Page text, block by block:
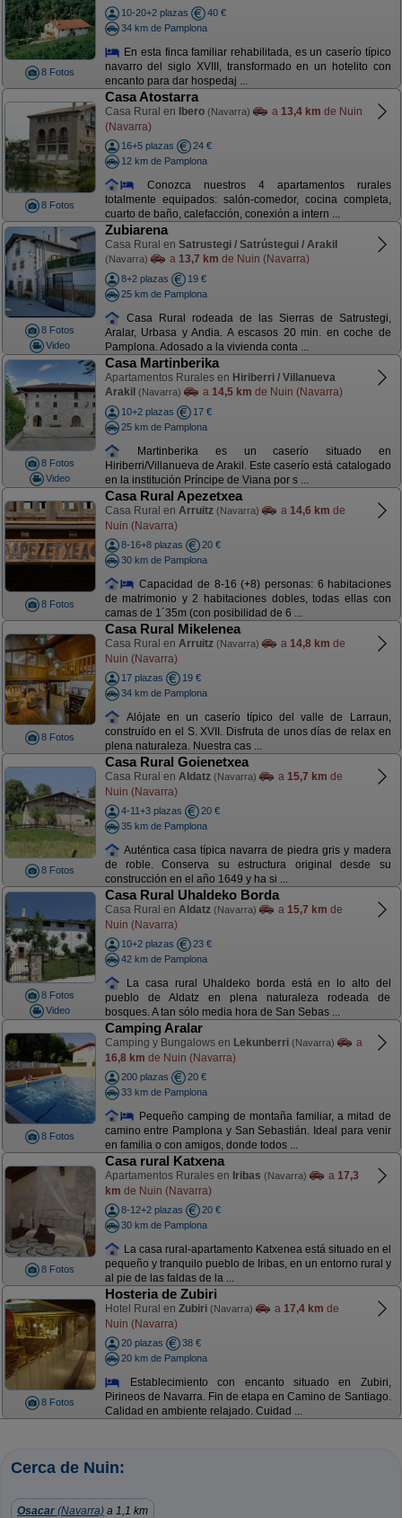
8 Fotos
10-20+2 plazas
40 €
34 km de Pamplona
En esta finca familiar rehabilitada, es un caserío típico
navarro del siglo XVIII, transformado en un hotelito con
encanto para dar hospedaj ...
8 Fotos
Casa Atostarra
Casa Rural en Ibero (Navarra) a 13,4 km de Nuin
(Navarra)
16+5 plazas
24 €
12 km de Pamplona
Conozca nuestros 4 apartamentos rurales
totalmente equipados: salón-comedor, cocina completa,
cuarto de baño, calefacción, conexión a intern ...
8 Fotos
Video
Zubiarena
Casa Rural en Satrustegi / Satrústegui / Arakil
(Navarra) a 13,7 km de Nuin (Navarra)
8+2 plazas
19 €
25 km de Pamplona
Casa Rural rodeada de las Sierras de Satrustegi,
Aralar, Urbasa y Andia. A escasos 20 min. en coche de
Pamplona. Adosado a la vivienda conta ...
8 Fotos
Video
Casa Martinberika
Apartamentos Rurales en Hiriberri / Villanueva
Arakil (Navarra) a 14,5 km de Nuin (Navarra)
10+2 plazas
17 €
25 km de Pamplona
Martinberika es un caserío situado en
Hiriberri/Villanueva de Arakil. Este caserío está catalogado
en la institución Príncipe de Viana por s ...
8 Fotos
Casa Rural Apezetxea
Casa Rural en Arruitz (Navarra) a 14,6 km de
Nuin (Navarra)
8-16+8 plazas
20 €
30 km de Pamplona
Capacidad de 8-16 (+8) personas: 6 habitaciones
de matrimonio y 2 habitaciones dobles, todas ellas con
camas de 1´35m (con posibilidad de 6 ...
8 Fotos
Casa Rural Mikelenea
Casa Rural en Arruitz (Navarra) a 14,8 km de
Nuin (Navarra)
17 plazas
19 €
34 km de Pamplona
Alójate en un caserío típico del valle de Larraun,
construído en el S. XVII. Disfruta de unos días de relax en
plena naturaleza. Nuestra cas ...
8 Fotos
Casa Rural Goienetxea
Casa Rural en Aldatz (Navarra) a 15,7 km de
Nuin (Navarra)
4-11+3 plazas
20 €
35 km de Pamplona
Auténtica casa típica navarra de piedra gris y madera
de roble. Conserva su estructura original desde su
construcción en el año 1649 y ha si ...
8 Fotos
Video
Casa Rural Uhaldeko Borda
Casa Rural en Aldatz (Navarra) a 15,7 km de
Nuin (Navarra)
10+2 plazas
23 €
42 km de Pamplona
La casa rural Uhaldeko borda está en lo alto del
pueblo de Aldatz en plena naturaleza rodeada de
bosques. A tan sólo media hora de San Sebas ...
8 Fotos
Camping Aralar
Camping y Bungalows en Lekunberri (Navarra)
a
16,8 km de Nuin (Navarra)
200 plazas
20 €
33 km de Pamplona
Pequeño camping de montaña familiar, a mitad de
camino entre Pamplona y San Sebastián. Ideal para venir
en familia o con amigos, donde todos ...
8 Fotos
Casa rural Katxena
Apartamentos Rurales en Iribas (Navarra) a 17,3
km de Nuin (Navarra)
8-12+2 plazas
20 €
30 km de Pamplona
La casa rural-apartamento Katxenea está situado en el
pequeño y tranquilo pueblo de Iribas, en un entorno rural y
al pie de las faldas de la ...
8 Fotos
Hosteria de Zubiri
Hotel Rural en Zubiri (Navarra) a 17,4 km de
Nuin (Navarra)
20 plazas
38 €
20 km de Pamplona
Establecimiento con encanto situado en Zubiri,
Pirineos de Navarra. Fin de etapa en Camino de Santiago.
Calidad en ambiente relajado. Cuidad ...
Cerca de Nuin:
Osacar (Navarra) a 1,1 km